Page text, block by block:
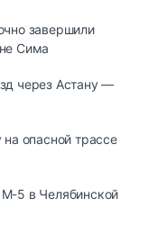
завершили
Сима
через Астану —
опасной трассе
5 в Челябинской